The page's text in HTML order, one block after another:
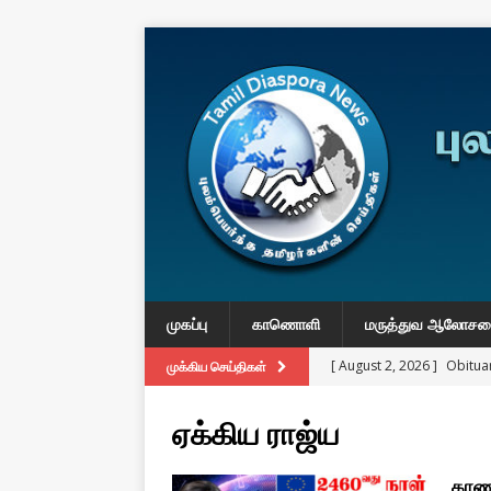
முகப்பு காணொளி மருத்துவ
முக்கிய செய்திகள் [ August 2, 2026 ]
[ August 2, 2026 ]
IMPORTANT
ஏக்கிய ராஜ்ய